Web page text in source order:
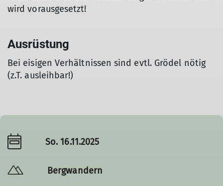
wird vorausgesetzt!
Ausrüstung
Bei eisigen Verhältnissen sind evtl. Grödel nötig
(z.T. ausleihbar!)
So. 16.11.2025
Bergwandern